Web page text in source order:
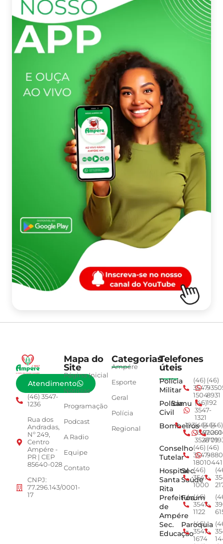
Atendimento
(46) 3547-
1236
Rua dos
Andradas,
Nº 249,
Centro
Ampére -
PR | CEP
85640-028
CNPJ:
77.296.143/0001-
17
Mapa do
Site
Página Inicial
Notícias
Programação
Podcast
A Radio
Equipe
Contato
Categorias
Ampére
Esporte
Geral
Polícia
Regional
Telefones
úteis
Polícia
Militar
(46)
3547-
1504
(46)
8931
Polícia
Civil
Samu (46)
3547-
1321
192
Bombeiros
193(46)
3547-
3528
(46)
4779
(46)
Conselho
Tutelar
(46)
3547-
1801
(46)
0441
Hospital
Santa
Rita
Sec.
Saúde
(46)
3547-
1000
Prefeitura
de
Ampére
Fórum
(46)
3547-
1122
Sec.
Educação
Paroquia
(46)
3547-
1674